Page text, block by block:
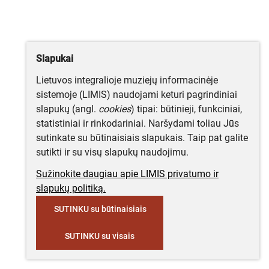
Slapukai
Lietuvos integralioje muziejų informacinėje
sistemoje (LIMIS) naudojami keturi pagrindiniai
slapukų (angl. cookies) tipai: būtinieji, funkciniai,
statistiniai ir rinkodariniai. Naršydami toliau Jūs
sutinkate su būtinaisiais slapukais. Taip pat galite
sutikti ir su visų slapukų naudojimu.
Sužinokite daugiau apie LIMIS privatumo ir
slapukų politiką.
SUTINKU su būtinaisiais
SUTINKU su visais